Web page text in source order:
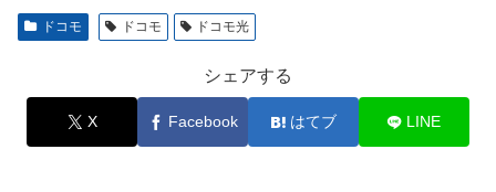
ドコモ ドコモ ドコモ光
シェアする
X Facebook はてブ LINE